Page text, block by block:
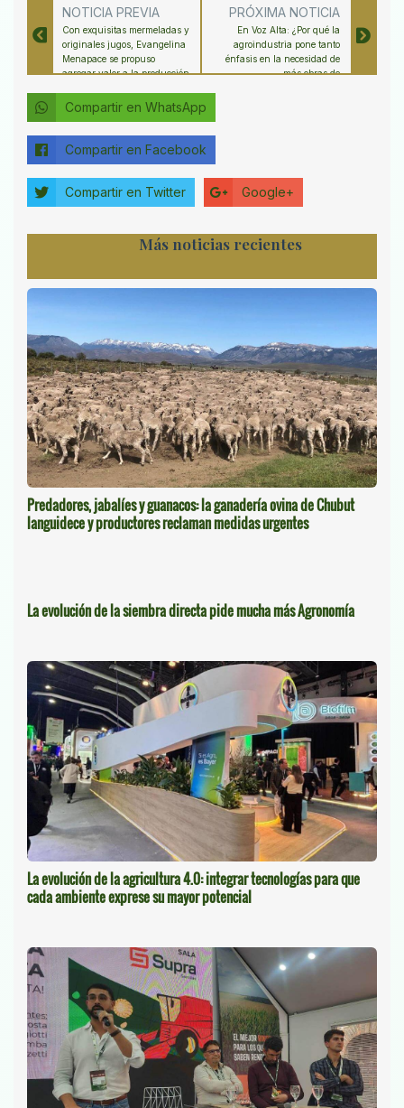
NOTICIA PREVIA
Con exquisitas mermeladas y
originales jugos, Evangelina
Menapace se propuso
agregar valor a la producción
PRÓXIMA NOTICIA
En Voz Alta: ¿Por qué la
agroindustria pone tanto
énfasis en la necesidad de
más obras de
Compartir en WhatsApp
Compartir en Facebook
Compartir en Twitter Google+
Más noticias recientes
Predadores, jabalíes y guanacos: la ganadería ovina de Chubut
languidece y productores reclaman medidas urgentes
La evolución de la siembra directa pide mucha más Agronomía
La evolución de la agricultura 4.0: integrar tecnologías para que
cada ambiente exprese su mayor potencial